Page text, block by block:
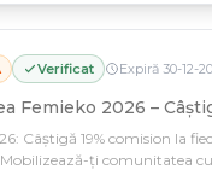
Verificat Expiră 30-12-
Femieko 2026 –
Câștigă 19% comision la
ți comunitatea